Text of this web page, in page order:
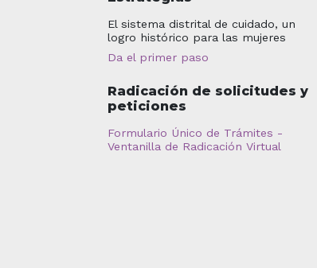
El sistema distrital de cuidado, un
logro histórico para las mujeres
Da el primer paso
Radicación de solicitudes y
peticiones
Formulario Único de Trámites -
Ventanilla de Radicación Virtual